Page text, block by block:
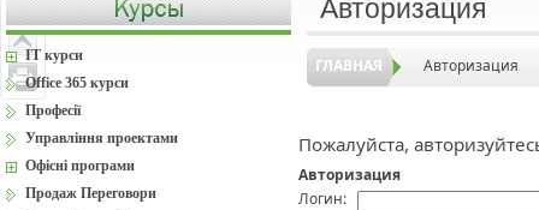
Авторизация
ГЛАВНАЯ Авторизация
Пожалуйста,
Авторизация
Логин:
IT курси
Office 365 курси
Професії
Управління проектами
Офісні програми
Продаж Переговори